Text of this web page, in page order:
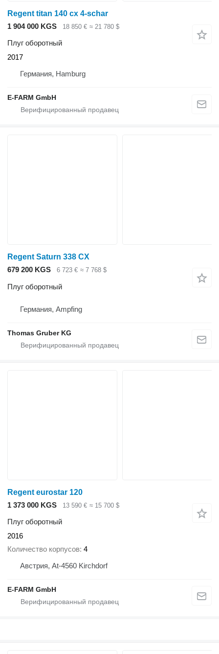
Regent titan 140 cx 4-schar
1 904 000 KGS
18 850 € ≈ 21 780 $
Плуг оборотный
2017
Германия, Hamburg
E-FARM GmbH
Regent Saturn 338 CX
679 200 KGS
6 723 € ≈ 7 768 $
Плуг оборотный
Германия, Ampfing
Thomas Gruber KG
Regent eurostar 120
1 373 000 KGS
13 590 € ≈ 15 700 $
Плуг оборотный
2016
Количество корпусов 4
Австрия, At-4560 Kirchdorf
E-FARM GmbH